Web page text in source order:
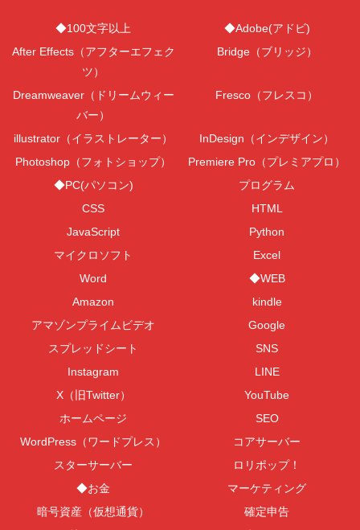
◆100文字以上
◆Adobe(アドビ)
After Effects（アフターエフェク
ツ）
Bridge（ブリッジ）
Dreamweaver（ドリームウィー
バー）
Fresco（フレスコ）
illustrator（イラストレーター）
InDesign（インデザイン）
Photoshop（フォトショップ）
Premiere Pro（プレミアプロ）
◆PC(パソコン)
プログラム
CSS
HTML
JavaScript
Python
マイクロソフト
Excel
Word
◆WEB
Amazon
kindle
アマゾンプライムビデオ
Google
スプレッドシート
SNS
Instagram
LINE
X（旧Twitter）
YouTube
ホームページ
SEO
WordPress（ワードプレス）
コアサーバー
スターサーバー
ロリポップ！
◆お金
マーケティング
暗号資産（仮想通貨）
確定申告